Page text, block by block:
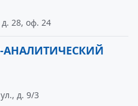
28, оф. 24
АНАЛИТИЧЕСКИЙ
д. 9/3